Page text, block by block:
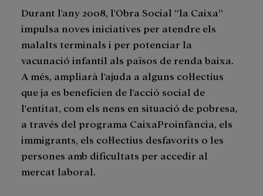
Durant l'any 2008, l'Obra Social ”la Caixa”
impulsa noves iniciatives per atendre els
malalts terminals i per potenciar la
vacunació infantil als països de renda baixa.
A més, ampliarà l'ajuda a alguns col·lectius
que ja es beneficien de l'acció social de
l'entitat, com els nens en situació de pobresa,
a través del programa CaixaProinfància, els
immigrants, els col·lectius desfavorits o les
persones amb dificultats per accedir al
mercat laboral.